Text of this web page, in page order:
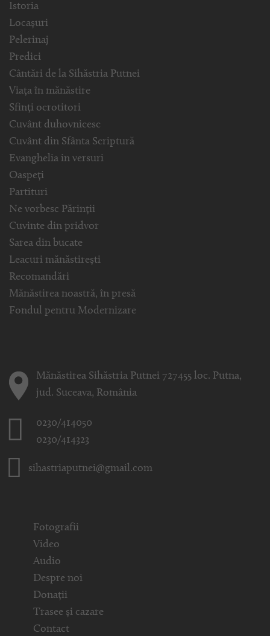
Istoria
Locașuri
Pelerinaj
Predici
Cântări de la Sihăstria Putnei
Viața în mănăstire
Sfinți ocrotitori
Cuvânt duhovnicesc
Cuvânt din Sfânta Scriptură
Evanghelia in versuri
Oaspeți
Partituri
Ne vorbesc Părinții
Cuvinte din pridvor
Sarea din bucate
Leacuri mănăstirești
Recomandări
Mănăstirea noastră, în presă
Fondul pentru Modernizare
Mănăstirea Sihăstria Putnei 727455 loc. Putna,
jud. Suceava, România
0230/414050
0230/414323
sihastriaputnei@gmail.com
Fotografii
Video
Audio
Despre noi
Donații
Trasee și cazare
Contact